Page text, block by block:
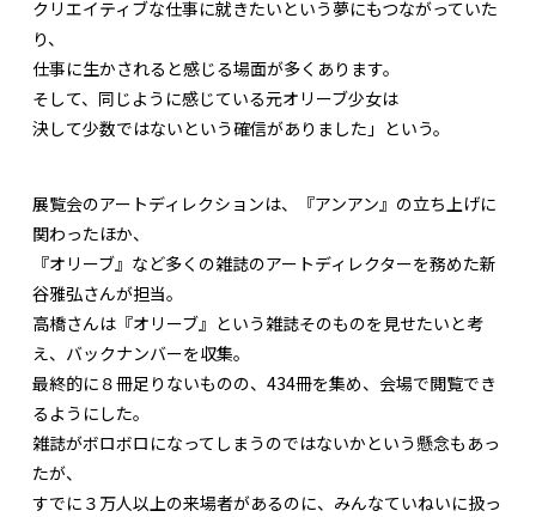
クリエイティブな仕事に就きたいという夢にもつながっていた
り、
仕事に生かされると感じる場面が多くあります。
そして、同じように感じている元オリーブ少女は
決して少数ではないという確信がありました」という。
展覧会のアートディレクションは、『アンアン』の立ち上げに
関わったほか、
『オリーブ』など多くの雑誌のアートディレクターを務めた新
谷雅弘さんが担当。
高橋さんは『オリーブ』という雑誌そのものを見せたいと考
え、バックナンバーを収集。
最終的に８冊足りないものの、434冊を集め、会場で閲覧でき
るようにした。
雑誌がボロボロになってしまうのではないかという懸念もあっ
たが、
すでに３万人以上の来場者があるのに、みんなていねいに扱っ